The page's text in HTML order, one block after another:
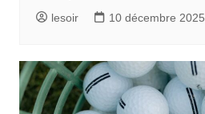
lesoir 10 décembre 2025